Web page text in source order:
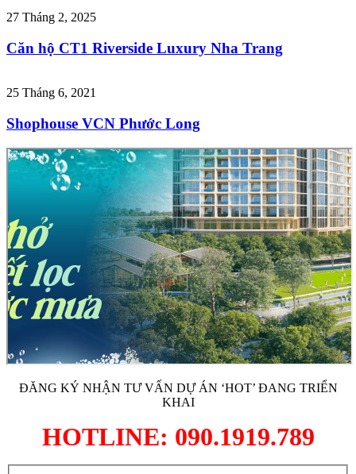
27 Tháng 2, 2025
Căn hộ CT1 Riverside Luxury Nha Trang
25 Tháng 6, 2021
Shophouse VCN Phước Long
ĐĂNG KÝ NHẬN TƯ VẤN DỰ ÁN ‘HOT’ ĐANG TRIỂN
KHAI
HOTLINE: 090.1919.789